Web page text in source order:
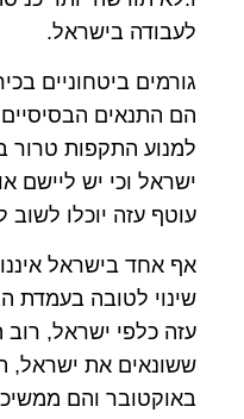
לעבודה בישראל.
גורמים ביטחוניים
הם התנאים
למנוע התקפות טרור
ישראל וכי יש ליישם
עוטף עזה יוכלו
אף אחד בישראל
שינוי לטובה בעמדת
עזה כלפי ישראל,
באוקטובר והם